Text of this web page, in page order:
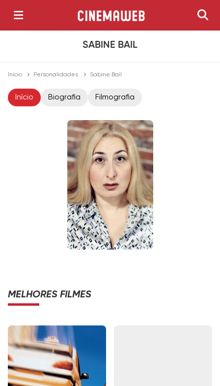
SABINE BAIL
Início Personalidades Sabine Bail
Início Biografia Filmografia
MELHORES FILMES